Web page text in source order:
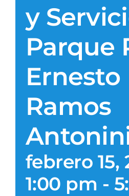
y
Parque
Ernesto
Ramos
febrero 15,
1:00 pm -